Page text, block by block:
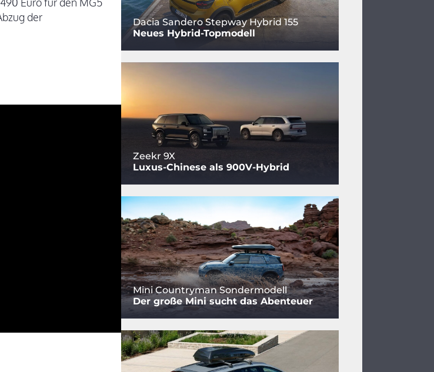
der
Dacia Sandero Stepway Hybrid 155
Neues Hybrid-Topmodell
Zeekr 9X
Luxus-Chinese als 900V-Hybrid
Mini Countryman Sondermodell
Der große Mini sucht das Abenteuer